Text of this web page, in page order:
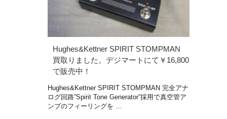
Hughes&Kettner SPIRIT STOMPMAN
買取りました。デジマートにて￥16,800
で販売中！
Hughes&Kettner SPIRIT STOMPMAN 完全アナ
ログ回路”Spirit Tone Generator”採用で真空管ア
ンプのフィーリングを …